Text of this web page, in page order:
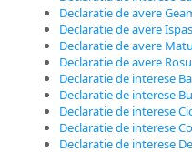
Declaratie de avere
Declaratie de avere
Declaratie de avere
Declaratie de avere
Declaratie de interese
Declaratie de interese
Declaratie de interese
Declaratie de interese
Declaratie de interese